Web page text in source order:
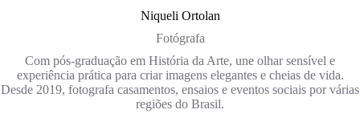
Niqueli Ortolan
Fotógrafa
Com pós-graduação em História da Arte, une olhar sensível e
experiência prática para criar imagens elegantes e cheias de vida.
Desde 2019, fotografa casamentos, ensaios e eventos sociais por várias
regiões do Brasil.